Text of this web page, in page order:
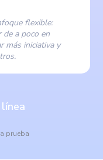
flexible:
de a poco en
más iniciativa y
prueba